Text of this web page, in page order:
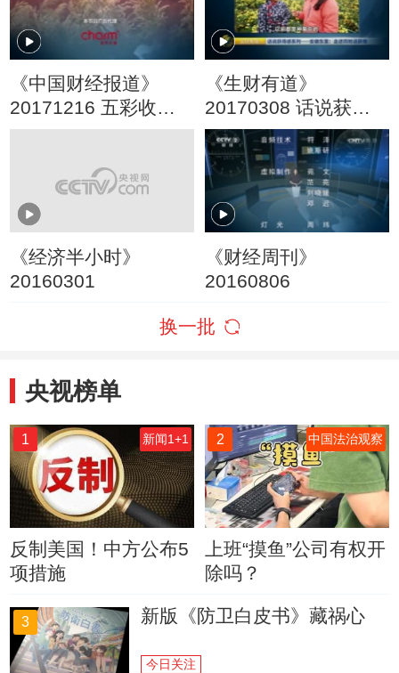
《中国财经报道》
20171216 五彩收
获：新农业 大市场
《生财有道》
20170308 话说获得
感系列——安徽东
至：走进百姓话获得
《经济半小时》
20160301
《财经周刊》
20160806
换一批
央视榜单
1 新闻1+1
反制美国！中方公布5
项措施
2 中国法治观察
上班“摸鱼”公司有权开
除吗？
3 新版《防卫白皮书》藏祸心
今日关注